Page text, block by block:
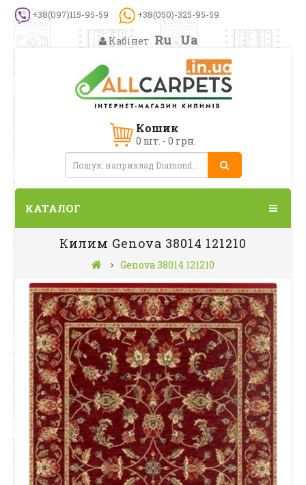
+38(097)115-95-59 +38(050)-325-95-59
Кабінет Ru Ua
Кошик
0 шт. - 0 грн.
КАТАЛОГ
Килим Genova 38014 121210
Genova 38014 121210